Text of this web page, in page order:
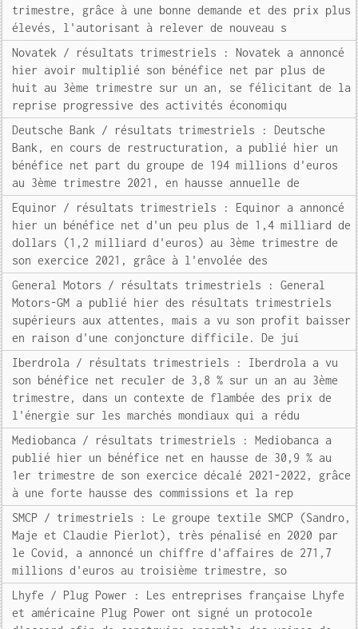
trimestre, grâce à une bonne demande et des prix plus
élevés, l'autorisant à relever de nouveau s
Novatek / résultats trimestriels : Novatek a annoncé
hier avoir multiplié son bénéfice net par plus de
huit au 3ème trimestre sur un an, se félicitant de la
reprise progressive des activités économiqu
Deutsche Bank / résultats trimestriels : Deutsche
Bank, en cours de restructuration, a publié hier un
bénéfice net part du groupe de 194 millions d'euros
au 3ème trimestre 2021, en hausse annuelle de
Equinor / résultats trimestriels : Equinor a annoncé
hier un bénéfice net d'un peu plus de 1,4 milliard de
dollars (1,2 milliard d'euros) au 3ème trimestre de
son exercice 2021, grâce à l'envolée des
General Motors / résultats trimestriels : General
Motors-GM a publié hier des résultats trimestriels
supérieurs aux attentes, mais a vu son profit baisser
en raison d'une conjoncture difficile. De jui
Iberdrola / résultats trimestriels : Iberdrola a vu
son bénéfice net reculer de 3,8 % sur un an au 3ème
trimestre, dans un contexte de flambée des prix de
l'énergie sur les marchés mondiaux qui a rédu
Mediobanca / résultats trimestriels : Mediobanca a
publié hier un bénéfice net en hausse de 30,9 % au
1er trimestre de son exercice décalé 2021-2022, grâce
à une forte hausse des commissions et la rep
SMCP / trimestriels : Le groupe textile SMCP (Sandro,
Maje et Claudie Pierlot), très pénalisé en 2020 par
le Covid, a annoncé un chiffre d'affaires de 271,7
millions d'euros au troisième trimestre, so
Lhyfe / Plug Power : Les entreprises française Lhyfe
et américaine Plug Power ont signé un protocole